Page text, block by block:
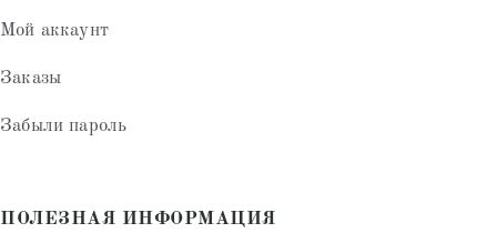
Мой аккаунт
Заказы
Забыли пароль
ПОЛЕЗНАЯ ИНФОРМАЦИЯ